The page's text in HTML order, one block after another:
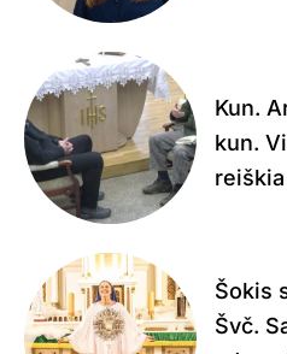
Kun.
kun.
Šokis
Švč.